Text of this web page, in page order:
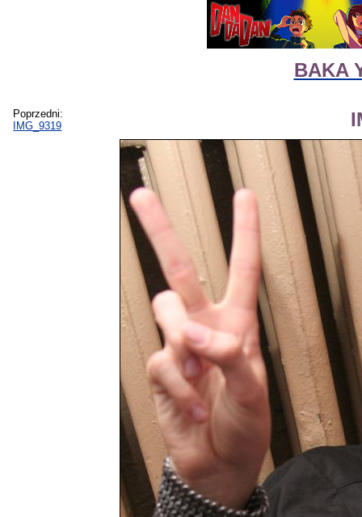
BAKA
Poprzedni:
IMG_9319